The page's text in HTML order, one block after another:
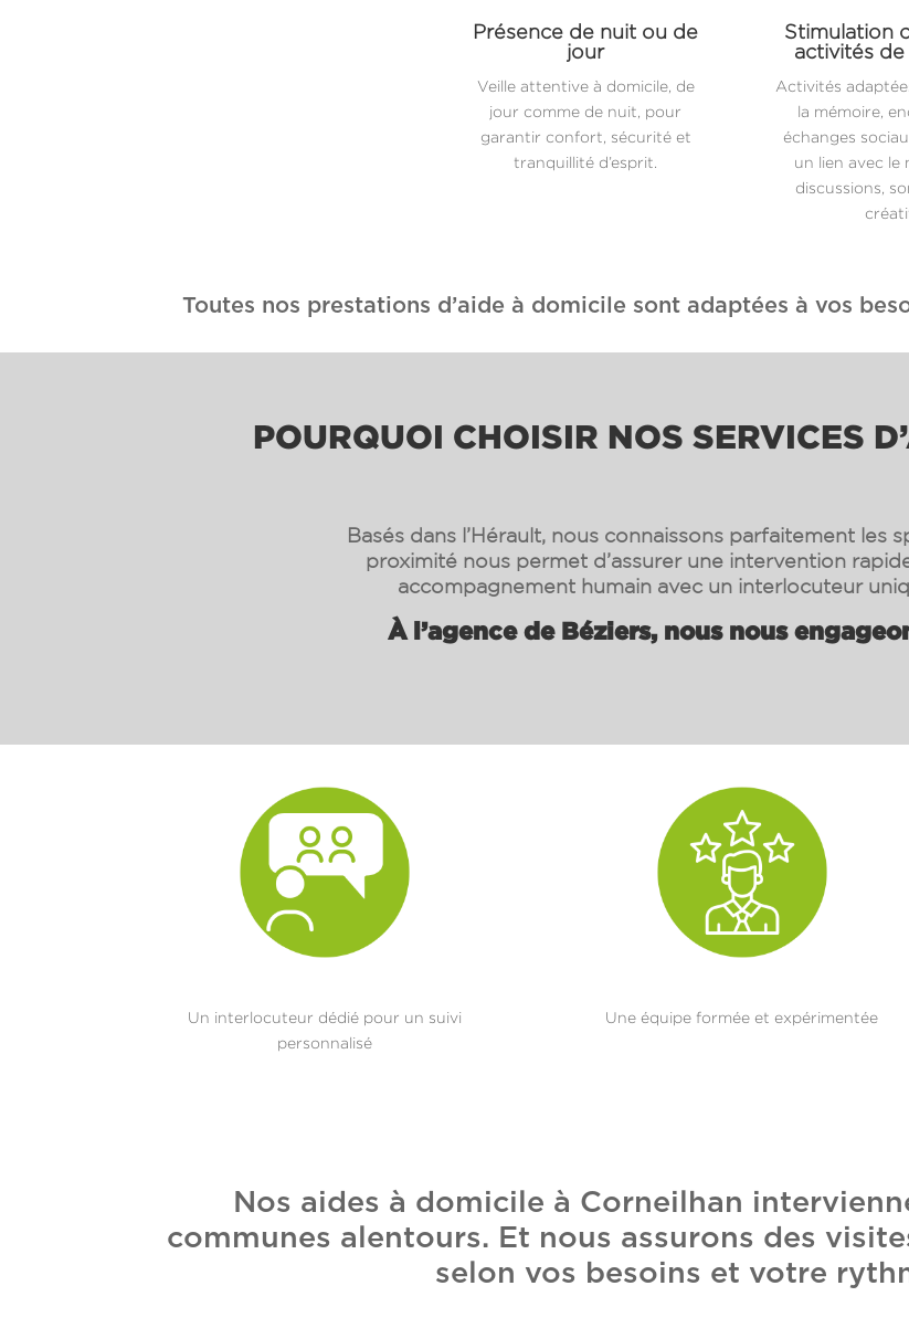
Présence de nuit ou de
jour
Veille attentive à domicile, de
jour comme de nuit, pour
garantir confort, sécurité et
tranquillité d’esprit.
Stimulation
activités de
Activités
la mémoire,
échanges
un lien avec le
discussions,
Toutes nos prestations d’aide à domicile sont adaptées à vos
POURQUOI CHOISIR NOS SERVICES
Basés dans l’Hérault, nous connaissons parfaitement les
proximité nous permet d’assurer une intervention
accompagnement humain avec un interlocuteur
À l’agence de Béziers, nous nous
Un interlocuteur dédié pour un suivi
personnalisé
Une équipe formée et expérimentée
Nos aides à domicile à Corneilhan
communes alentours. Et nous assurons des
selon vos besoins et votre